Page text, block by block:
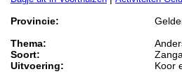
Provincie:
Thema:
Soort:
Uitvoering:
Koor